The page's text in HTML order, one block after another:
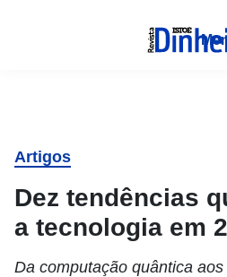
Artigos
Dez tendências
a tecnologia em
Da computação quântica